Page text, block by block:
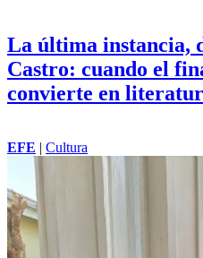
La última instancia,
Castro: cuando el
convierte en
EFE | Cultura